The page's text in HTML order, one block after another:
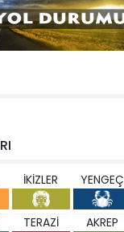
İKİZLER YENGEÇ
TERAZİ AKREP